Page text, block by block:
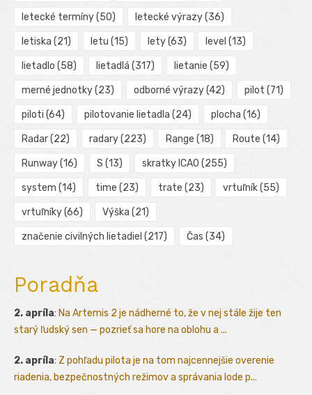
letecké termíny(50) letecké výrazy(36)
letiska (21) letu (15) lety(63) level (13)
lietadlo (58) lietadlá (317) lietanie (59)
merné jednotky(23) odborné výrazy(42) pilot (71)
piloti (64) pilotovanie lietadla (24) plocha (16)
Radar(22) radary(223) Range (18) Route (14)
Runway(16) S (13) skratky ICAO (255)
system (14) time (23) trate (23) vrtuľník(55)
vrtuľníky(66) Výška (21)
značenie civilných lietadiel (217) Čas (34)
Poradňa
2. apríla: Na Artemis 2 je nádherné to, že v nej stále žije ten
starý ľudský sen — pozrieť sa hore na oblohu a ...
2. apríla: Z pohľadu pilota je na tom najcennejšie overenie
riadenia, bezpečnostných režimov a správania lode p...